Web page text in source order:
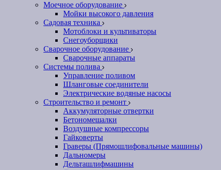
Моечное оборудование
Мойки высокого давления
Садовая техника
Мотоблоки и культиваторы
Снегоуборщики
Сварочное оборудование
Сварочные аппараты
Системы полива
Управление поливом
Шланговые соединители
Электрические водяные насосы
Строительство и ремонт
Аккумуляторные отвертки
Бетономешалки
Воздушные компрессоры
Гайковерты
Граверы (Прямошлифовальные машины)
Дальномеры
Дельташлифмашины